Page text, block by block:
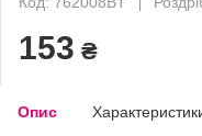
153 ₴
Опис